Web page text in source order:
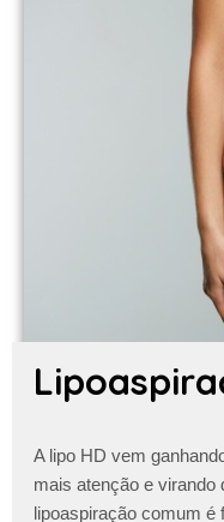
A lipo HD vem
mais atenção e virando
lipoaspiração comum é